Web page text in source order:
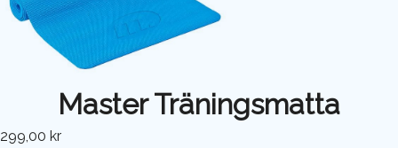
Master Träningsmatta
299,00 kr